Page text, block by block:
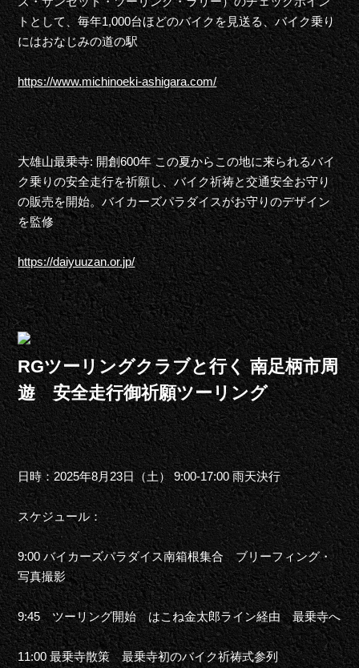
トとして、毎年1,000台ほどのバイクを見送る、バイク乗り
にはおなじみの道の駅
https://www.michinoeki-ashigara.com/
大雄山最乗寺: 開創600年 この夏からこの地に来られるバイ
ク乗りの安全走行を祈願し、バイク祈祷と交通安全お守り
の販売を開始。バイカーズパラダイスがお守りのデザイン
を監修
https://daiyuuzan.or.jp/
RGツーリングクラブと行く 南足柄市周
遊 安全走行御祈願ツーリング
日時：2025年8月23日（土） 9:00-17:00 雨天決行
スケジュール：
9:00 バイカーズパラダイス南箱根集合 ブリーフィング・
写真撮影
9:45 ツーリング開始 はこね金太郎ライン経由 最乗寺へ
11:00 最乗寺散策 最乗寺初のバイク祈祷式参列